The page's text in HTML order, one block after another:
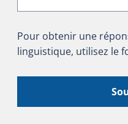
Pour obtenir une
linguistique, utilisez le